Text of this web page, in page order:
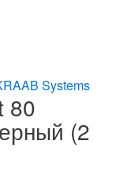
Systems
80
(2